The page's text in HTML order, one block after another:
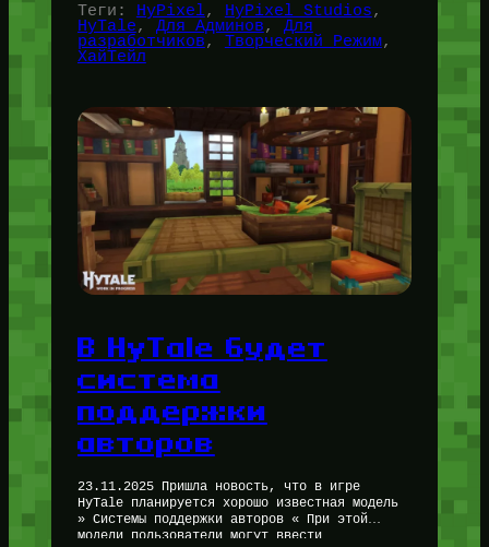
Теги: HyPixel, HyPixel Studios
HyTale, Для Админов, Для
разработчиков, Творческий Режим
ХайТейл
В HyTale будет
система
поддержки
авторов
23.11.2025 Пришла новость, что в игре
HyTale планируется хорошо известная модель
» Системы поддержки авторов « При этой
модели пользователи могут ввести